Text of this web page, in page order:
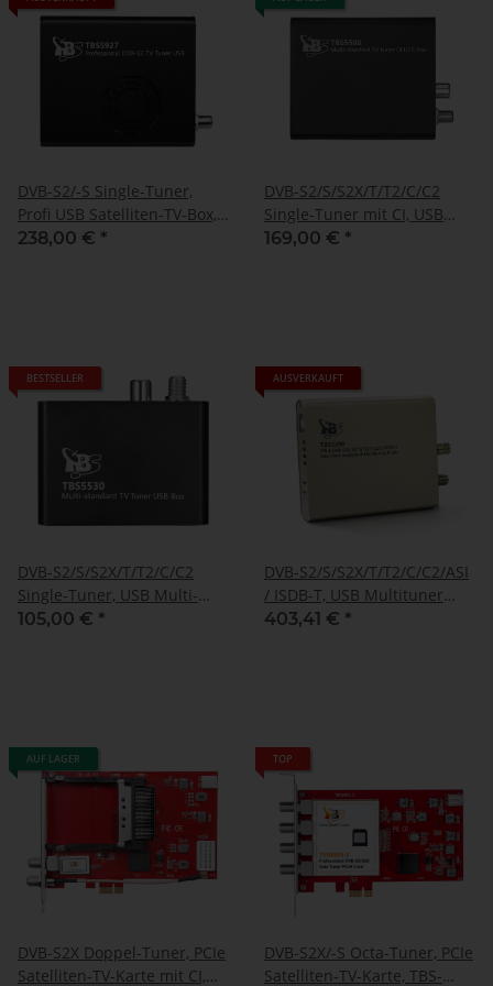
DVB-S2/-S Single-Tuner,
Profi USB Satelliten-TV-Box,
TBS-5927
238,00 € *
DVB-S2/S/S2X/T/T2/C/C2
Single-Tuner mit CI, USB
Multituner Empfangsbox,
169,00 € *
BESTSELLER
DVB-S2/S/S2X/T/T2/C/C2
Single-Tuner, USB Multi-
standard-tuner
105,00 € *
AUSVERKAUFT
DVB-S2/S/S2X/T/T2/C/C2/ASI
/ ISDB-T, USB Multituner
Box, TBS-5590
403,41 € *
AUF LAGER
DVB-S2X Doppel-Tuner, PCIe
Satelliten-TV-Karte mit CI,
TOP
DVB-S2X/-S Octa-Tuner, PCIe
Satelliten-TV-Karte, TBS-